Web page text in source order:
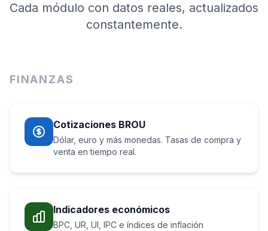
Cada módulo con datos reales, actualizados
constantemente.
FINANZAS
Cotizaciones BROU
Dólar, euro y más monedas. Tasas de compra y
venta en tiempo real.
Indicadores económicos
BPC, UR, UI, IPC e índices de inflación